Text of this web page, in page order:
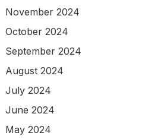
November 2024
October 2024
September 2024
August 2024
July 2024
June 2024
May 2024